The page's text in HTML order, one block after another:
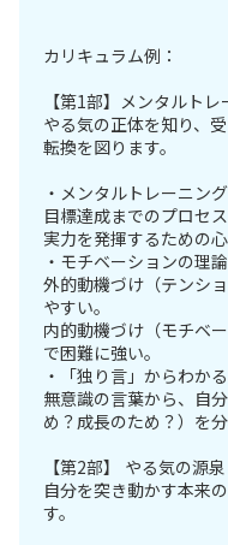
カリキュラム例：
【第1部】メンタルト
やる気の正体を知り、
転換を図ります。
・メンタルトレーニン
目標達成までのプロセ
実力を発揮するための
・モチベーションの理論
外的動機づけ（テンシ
やすい。
内的動機づけ（モチベ
で困難に強い。
・「独り言」からわか
無意識の言葉から、自
め？成長のため？）を分
【第2部】 やる気の源
自分を突き動かす本来
す。